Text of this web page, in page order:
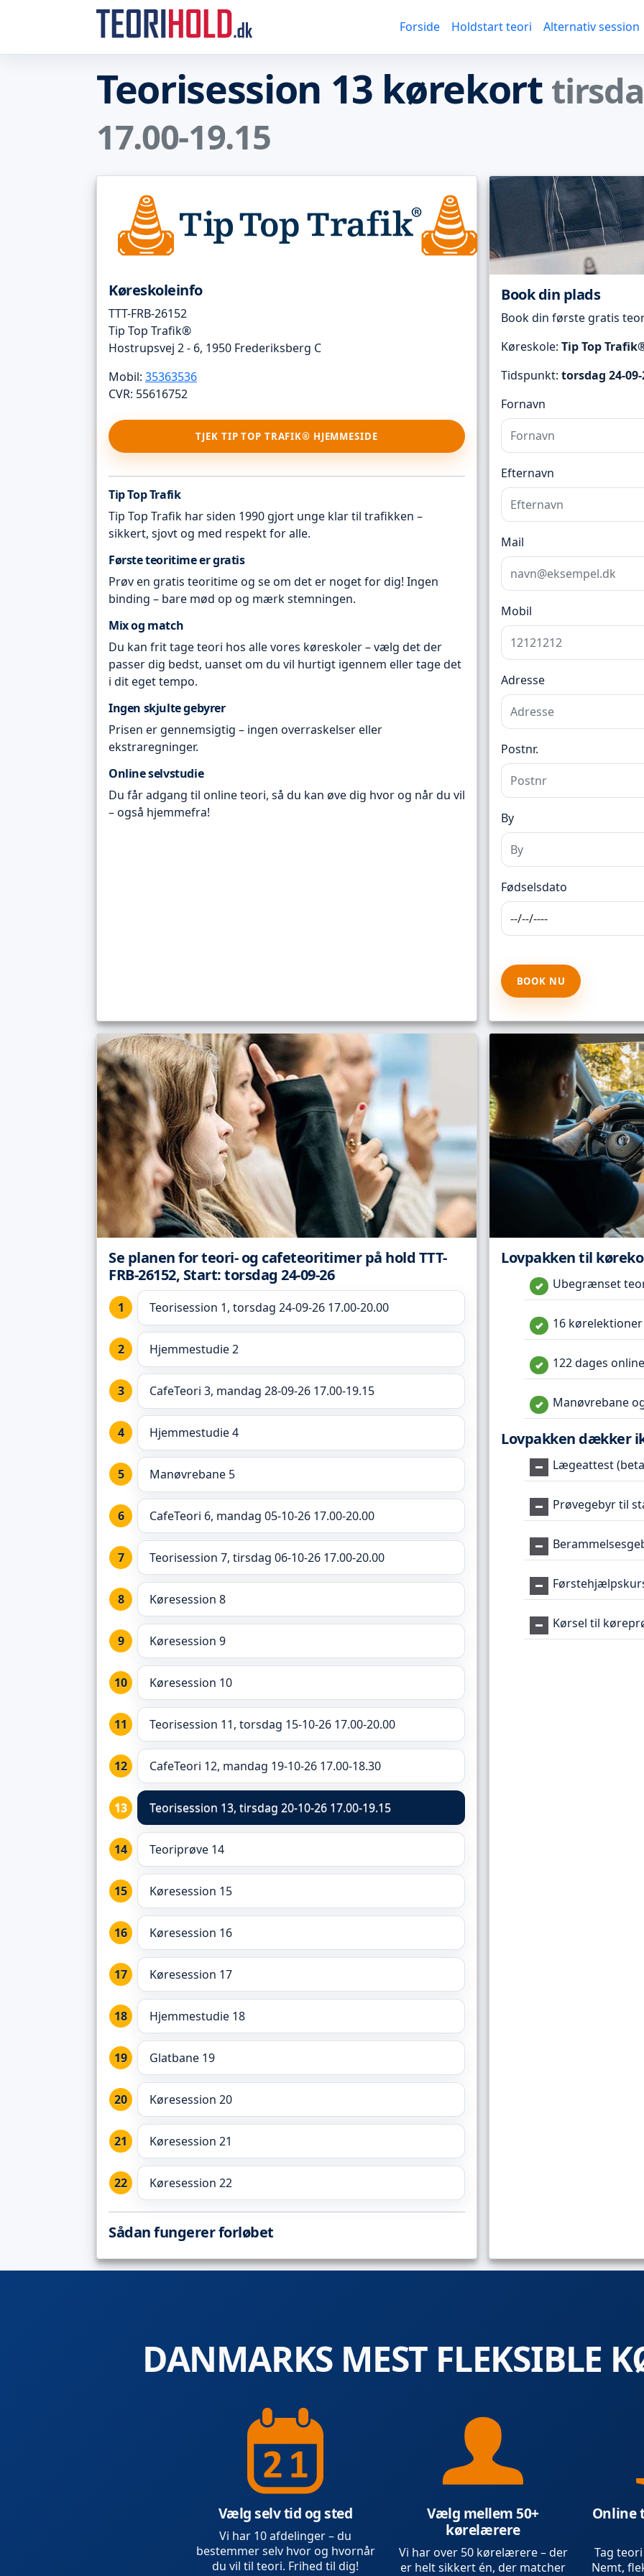
Forside Holdstart teori Alternativ session
Teorisession 13 kørekort
17.00-19.15
Køreskoleinfo
TTT-FRB-26152
Tip Top Trafik®
Hostrupsvej 2 - 6, 1950 Frederiksberg C
Mobil: 35363536
CVR: 55616752
TJEK TIP TOP TRAFIK® HJEMMESIDE
Tip Top Trafik
Tip Top Trafik har siden 1990 gjort unge klar til trafikken –
sikkert, sjovt og med respekt for alle.
Første teoritime er gratis
Prøv en gratis teoritime og se om det er noget for dig! Ingen
binding – bare mød op og mærk stemningen.
Mix og match
Du kan frit tage teori hos alle vores køreskoler – vælg det der
passer dig bedst, uanset om du vil hurtigt igennem eller tage det
i dit eget tempo.
Ingen skjulte gebyrer
Prisen er gennemsigtig – ingen overraskelser eller
ekstraregninger.
Online selvstudie
Du får adgang til online teori, så du kan øve dig hvor og når du vil
– også hjemmefra!
Book din plads
Book din første gratis
Køreskole: Tip Top
Tidspunkt: torsdag 24-09-
Fornavn
Efternavn
Mail
Mobil
Adresse
Postnr.
By
Fødselsdato
BOOK NU
Se planen for teori- og cafeteoritimer på hold TTT-
FRB-26152, Start: torsdag 24-09-26
Teorisession 1, torsdag 24-09-26 17.00-20.00
Hjemmestudie 2
CafeTeori 3, mandag 28-09-26 17.00-19.15
Hjemmestudie 4
Manøvrebane 5
CafeTeori 6, mandag 05-10-26 17.00-20.00
Teorisession 7, tirsdag 06-10-26 17.00-20.00
Køresession 8
Køresession 9
Køresession 10
Teorisession 11, torsdag 15-10-26 17.00-20.00
CafeTeori 12, mandag 19-10-26 17.00-18.30
Teorisession 13, tirsdag 20-10-26 17.00-19.15
Teoriprøve 14
Køresession 15
Køresession 16
Køresession 17
Hjemmestudie 18
Glatbane 19
Køresession 20
Køresession 21
Køresession 22
Sådan fungerer forløbet
Lovpakken til
Ubegrænset
16 kørelektioner
122 dages
Manøvrebane
Lovpakken dækker
Lægeattest
Prøvegebyr til
Kørsel til
DANMARKS MEST FLEKSIBLE
Vælg selv tid og sted
Vi har 10 afdelinger – du
bestemmer selv hvor og hvornår
du vil til teori. Frihed til dig!
Vælg mellem 50+
kørelærere
Vi har over 50 kørelærere – der
er helt sikkert én, der matcher
Online
Tag
Nemt,